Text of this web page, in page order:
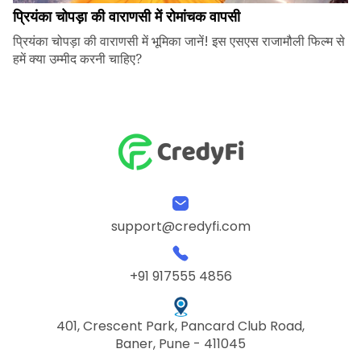
प्रियंका चोपड़ा की वाराणसी में रोमांचक वापसी
प्रियंका चोपड़ा की वाराणसी में भूमिका जानें! इस एसएस राजामौली फिल्म से
हमें क्या उम्मीद करनी चाहिए?
support@credyfi.com
+91 917555 4856
401, Crescent Park, Pancard Club Road,
Baner, Pune - 411045